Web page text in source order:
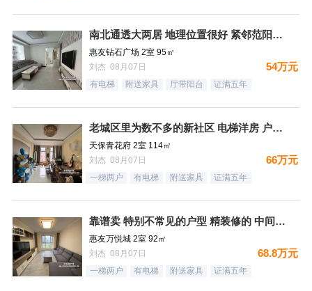
南北通透大两居 地理位置很好 紧邻范阳路 出门钻石广场 生
惠友钻石广场 2室 95㎡
刘杰 08月07日
54万元
有电梯 附送家具 厅带阳台 证满五年
老城区里为数不多的新社区 电梯洋房 户型方正
天保青花府 2室 114㎡
刘杰 08月07日
66万元
一梯两户 有电梯 附送家具 证满五年
靠谱卖 特别不常见的户型 精装修的 中间楼层 卫生间带窗户
惠友万悦城 2室 92㎡
刘杰 08月07日
68.8万元
一梯两户 有电梯 附送家具 证满五年